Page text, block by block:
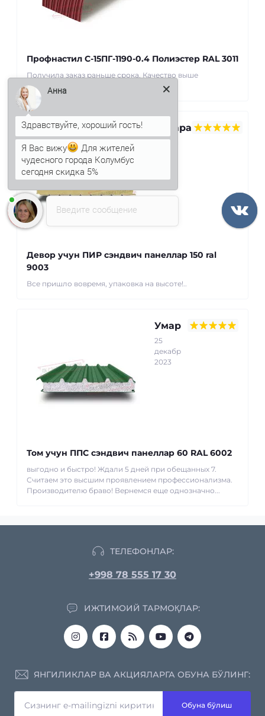
Профнастил С-15ПГ-1190-0.4 Полиэстер RAL 3011
Получила заказ раньше срока. Качество выше
ожиданий. Спасибо! ..
Севара
22 май
Девор учун ПИР сэндвич панеллар 150 ral
9003
Все пришло вовремя, упаковка на высоте!..
Умар
25
декабр
2023
Том учун ППС сэндвич панеллар 60 RAL 6002
выгодно и быстро! Ждали 5 дней при обещанных 7.
Считаем это высшим проявлением профессионализма.
Производителю браво! Вернемся еще однозначно...
ТЕЛЕФОНЛАР:
+998 78 555 17 30
ИЖТИМОИЙ ТАРМОҚЛАР:
ЯНГИЛИКЛАР ВА АКЦИЯЛАРГА ОБУНА БЎЛИНГ:
Обуна бўлиш
Введите сообщение
Анна
Я Вас вижу
Для жителей
чудесного города Колумбус
сегодня скидка 5%